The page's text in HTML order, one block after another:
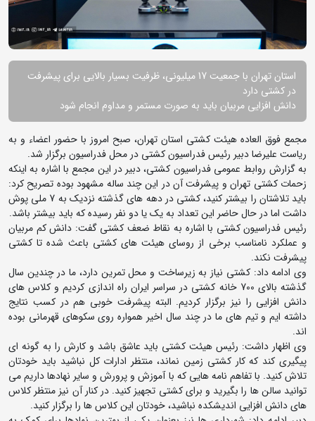
استان تهران با جمعیت 17 میلیونی، ظرفیت بسیار بالایی برای پیشرفت
در کشتی دارد
دانش افزایی مربیان باید به صورت مستمر و مداوم انجام شود
مجمع فوق العاده هیئت کشتی استان تهران، صبح امروز با حضور اعضاء و به
ریاست علیرضا دبیر رئیس فدراسیون کشتی در محل فدراسیون برگزار شد.
به گزارش روابط عمومی فدراسیون کشتی، دبیر در این مجمع با اشاره به اینکه
زحمات کشتی تهران و پیشرفت آن در این چند ساله مشهود بوده تصریح کرد:
باید تلاشتان را بیشتر کنید، کشتی در دهه های گذشته نزدیک به 7 ملی پوش
داشت اما در حال حاضر این تعداد به یک یا دو نفر رسیده که باید بیشتر باشد.
رئیس فدراسیون کشتی با اشاره به نقاط ضعف کشتی گفت: دانش کم مربیان
و عملکرد نامناسب برخی از روسای هیئت های کشتی باعث شده تا کشتی
پیشرفت نکند.
وی ادامه داد: کشتی نیاز به زیرساخت و محل تمرین دارد، ما در چندین سال
گذشته بالای 700 خانه کشتی در سراسر ایران راه اندازی کردیم و کلاس های
دانش افزایی را نیز برگزار کردیم. البته پیشرفت خوبی هم در کسب نتایج
داشته ایم و تیم های ما در چند سال اخیر همواره روی سکوهای قهرمانی بوده
اند.
وی اظهار داشت: رئیس هیئت کشتی باید عاشق باشد و کارش را به گونه ای
پیگیری کند که کار کشتی زمین نماند، منتظر ادارات کل نباشید باید خودتان
تلاش کنید. با تفاهم نامه هایی که با آموزش و پرورش و سایر نهادها داریم می
توانید سالن ها را بگیرید و برای کشتی تجهیز کنید. در کنار آن نیز منتظر کلاس
های دانش افزایی اندیشکده نباشید، خودتان این کلاس ها را برگزار کنید.